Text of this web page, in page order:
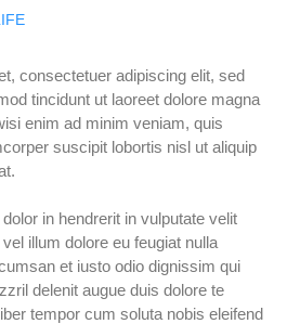
consectetuer adipiscing elit, sed
tincidunt ut laoreet dolore magna
enim ad minim veniam, quis
suscipit lobortis nisl ut aliquip
in hendrerit in vulputate velit
illum dolore eu feugiat nulla
et iusto odio dignissim qui
delenit augue duis dolore te
tempor cum soluta nobis eleifend